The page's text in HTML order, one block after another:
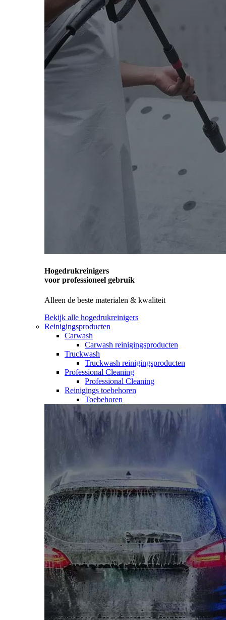
Hogedrukreinigers
voor professioneel gebruik
Alleen de beste materialen & kwaliteit
Bekijk alle hogedrukreinigers
Reinigingsproducten
Carwash
Carwash reinigingsproducten
Truckwash
Truckwash reinigingsproducten
Professional Cleaning
Professional Cleaning
Reinigings toebehoren
Toebehoren